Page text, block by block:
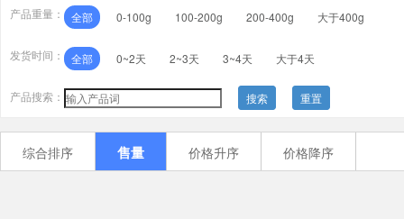
产品重量： 全部 0-100g 100-200g 200-400g 大于400g
发货时间： 全部 0~2天 2~3天 3~4天 大于4天
产品搜索： 搜索 重置
综合排序 售量 价格升序 价格降序